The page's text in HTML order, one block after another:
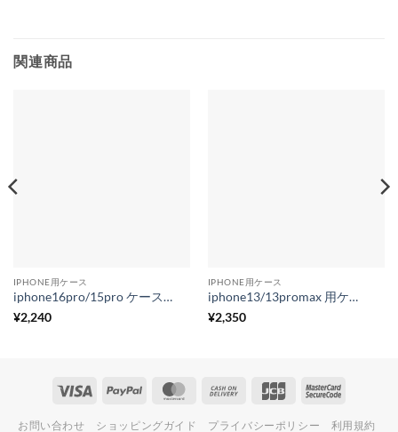
関連商品
IPHONE用ケース
iphone16pro/15pro ケース ダウンジャケット風 iphone16/15/14シリーズ 対応ケース 衝撃吸収 大人気 iphone ケース オススメ
¥2,240
IPHONE用ケース
iphone13/13promax 用ケース ウェーブ 波 iphone12/11 series対応ケース パステル 透明 iphonex/xr/7plus 用ケース 韓国 可愛い
¥2,350
Visa PayPal MasterCardCash
JCB
お問い合わせ ショッピングガイド プライバシーポリシー
利用規約